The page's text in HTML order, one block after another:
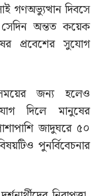
গণঅভ্যুত্থান দিবসে
অন্তত কয়েক
প্রবেশের সুযোগ
জন্য হলেও
দিলে মানুষের
জাদুঘরে ৫০
পুনর্বিবেচনার